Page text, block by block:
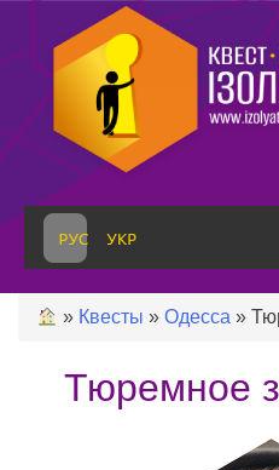
content
» Квесты »Одесса »
Тюремное